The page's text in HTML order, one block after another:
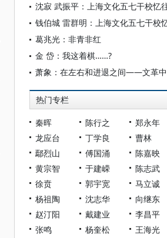
沈寂 武振平：上海文化五七干校忆
钱伯城 雷群明：上海文化五七干校
葛兆光：非青非红
金 岱：我这着棋……?
热门专栏
秦晖 陈行之
郑永年
龙应台
丁学良
曹林
鄢烈山
傅国涌
陈嘉映
黄宗智
于建嵘
陈志武
徐贲
郭宇宽
马立诚
杨祖陶
沈志华
向继东
赵汀阳
戴建业
李昌平
张鸣
杨奎松
王海光